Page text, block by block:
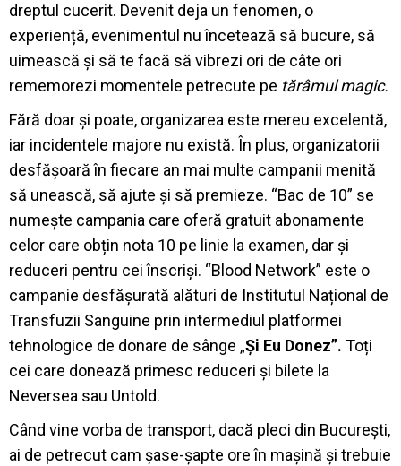
dreptul cucerit. Devenit deja un fenomen, o
experiență, evenimentul nu încetează să bucure, să
uimească și să te facă să vibrezi ori de câte ori
rememorezi momentele petrecute pe tărâmul magic.
Fără doar și poate, organizarea este mereu excelentă,
iar incidentele majore nu există. În plus, organizatorii
desfășoară în fiecare an mai multe campanii menită
să unească, să ajute și să premieze. “Bac de 10” se
numește campania care oferă gratuit abonamente
celor care obțin nota 10 pe linie la examen, dar și
reduceri pentru cei înscriși. “Blood Network” este o
campanie desfășurată alături de Institutul Național de
Transfuzii Sanguine prin intermediul platformei
tehnologice de donare de sânge „Și Eu Donez”. Toți
cei care donează primesc reduceri și bilete la
Neversea sau Untold.
Când vine vorba de transport, dacă pleci din București,
ai de petrecut cam șase-șapte ore în mașină și trebuie